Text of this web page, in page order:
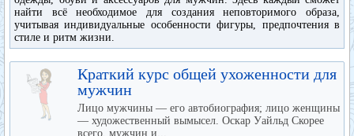
найти всё необходимое для создания неповторимого образа,
учитывая индивидуальные особенности фигуры, предпочтения в
стиле и ритм жизни.
Краткий курс общей ухоженности для
мужчин
Лицо мужчины — его автобиография; лицо женщины
— художественный вымысел. Оскар Уайльд Скорее
всего, мужчин и...